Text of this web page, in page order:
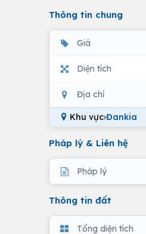
Thông tin chung
Giá
Diện tích
Địa chỉ
Khu vực›Đankia
Pháp lý & Liên hệ
Pháp lý
Thông tin đất
Tổng diện tích